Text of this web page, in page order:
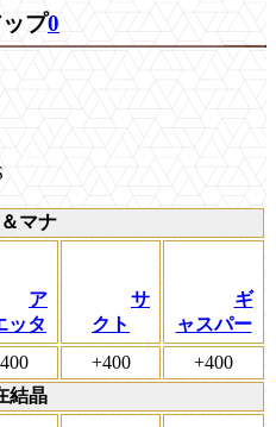
プ0
マナ
ア
ッタ
サ
クト
ギ
ャスパー
+400
+400
結晶